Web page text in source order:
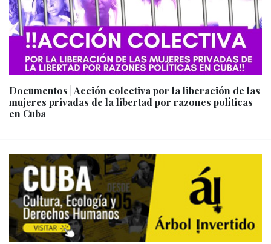
Documentos | Acción colectiva por la liberación de las
mujeres privadas de la libertad por razones políticas
en Cuba